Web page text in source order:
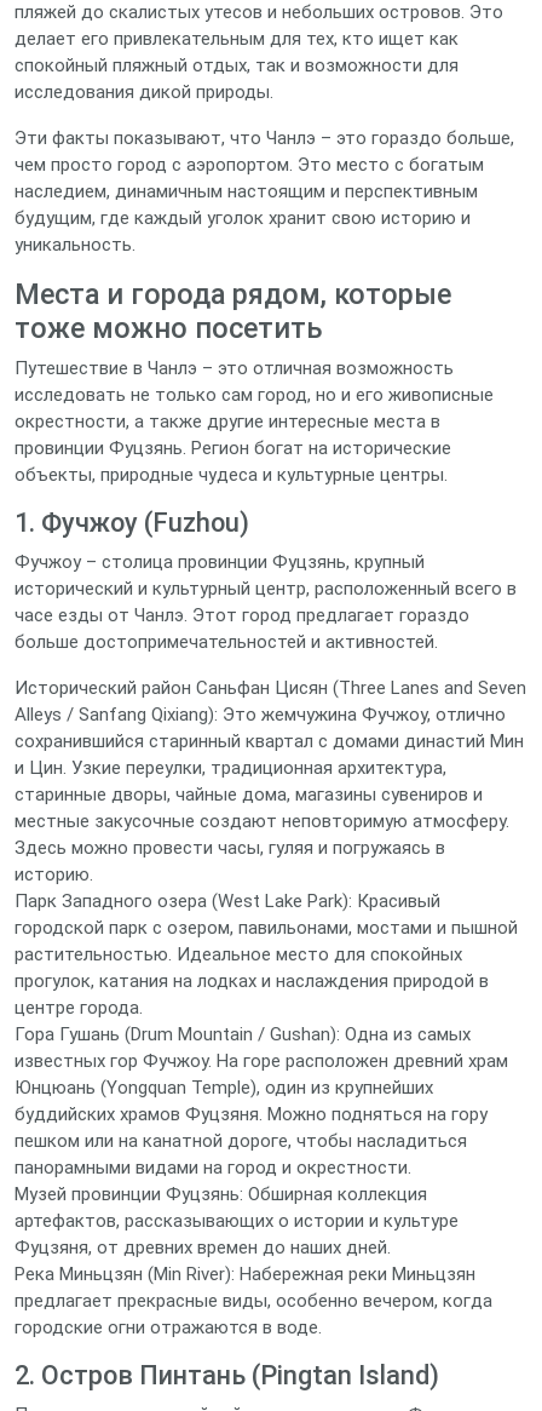
пляжей до скалистых утесов и небольших островов. Это
делает его привлекательным для тех, кто ищет как
спокойный пляжный отдых, так и возможности для
исследования дикой природы.
Эти факты показывают, что Чанлэ – это гораздо больше,
чем просто город с аэропортом. Это место с богатым
наследием, динамичным настоящим и перспективным
будущим, где каждый уголок хранит свою историю и
уникальность.
Места и города рядом, которые
тоже можно посетить
Путешествие в Чанлэ – это отличная возможность
исследовать не только сам город, но и его живописные
окрестности, а также другие интересные места в
провинции Фуцзянь. Регион богат на исторические
объекты, природные чудеса и культурные центры.
1. Фучжоу (Fuzhou)
Фучжоу – столица провинции Фуцзянь, крупный
исторический и культурный центр, расположенный всего в
часе езды от Чанлэ. Этот город предлагает гораздо
больше достопримечательностей и активностей.
Исторический район Саньфан Цисян (Three Lanes and Seven
Alleys / Sanfang Qixiang): Это жемчужина Фучжоу, отлично
сохранившийся старинный квартал с домами династий Мин
и Цин. Узкие переулки, традиционная архитектура,
старинные дворы, чайные дома, магазины сувениров и
местные закусочные создают неповторимую атмосферу.
Здесь можно провести часы, гуляя и погружаясь в
историю.
Парк Западного озера (West Lake Park): Красивый
городской парк с озером, павильонами, мостами и пышной
растительностью. Идеальное место для спокойных
прогулок, катания на лодках и наслаждения природой в
центре города.
Гора Гушань (Drum Mountain / Gushan): Одна из самых
известных гор Фучжоу. На горе расположен древний храм
Юнцюань (Yongquan Temple), один из крупнейших
буддийских храмов Фуцзяня. Можно подняться на гору
пешком или на канатной дороге, чтобы насладиться
панорамными видами на город и окрестности.
Музей провинции Фуцзянь: Обширная коллекция
артефактов, рассказывающих о истории и культуре
Фуцзяня, от древних времен до наших дней.
Река Миньцзян (Min River): Набережная реки Миньцзян
предлагает прекрасные виды, особенно вечером, когда
городские огни отражаются в воде.
2. Остров Пинтань (Pingtan Island)